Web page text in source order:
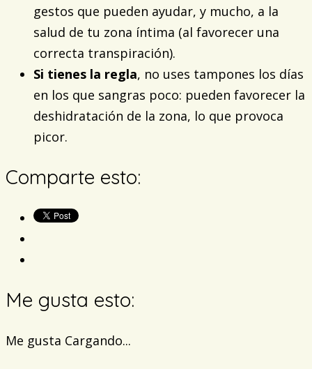
gestos que pueden ayudar, y mucho, a la
salud de tu zona íntima (al favorecer una
correcta transpiración).
Si tienes la regla, no uses tampones los días
en los que sangras poco: pueden favorecer la
deshidratación de la zona, lo que provoca
picor.
Comparte esto:
Me gusta esto:
Me gusta Cargando...